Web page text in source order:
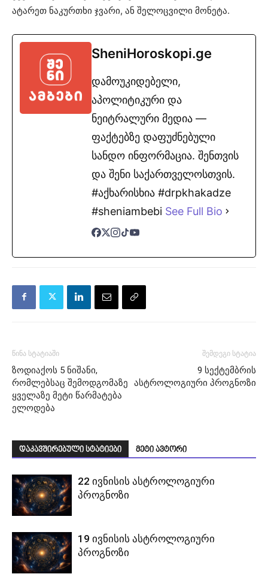
ატარეთ ნაკურთხი ჯვარი, ან შელოცვილი მონეტა.
SheniHoroskopi.ge
დამოუკიდებელი,
აპოლიტიკური და
ნეიტრალური მედია —
ფაქტებზე დაფუძნებული
სანდო ინფორმაცია. შენთვის
და შენი საქართველოსთვის.
#აქხარისხია #drpkhakadze
#sheniambebi See Full Bio
წინა სტატიაში
ზოდიაქოს 5 ნიშანი,
რომლებსაც შემოდგომაზე
ყველაზე მეტი წარმატება
ელოდება
შემდეგი სტატია
9 სექტემბრის
ასტროლოგიური პროგნოზი
დაკავშირებული სტატიები მეტი ავტორი
22 ივნისის ასტროლოგიური
პროგნოზი
19 ივნისის ასტროლოგიური
პროგნოზი